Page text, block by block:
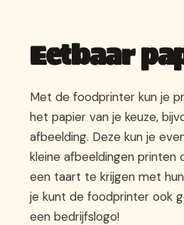
Eetbaar
Met de foodprinter kun je
het papier van je keuze,
afbeelding. Deze kun je
kleine afbeeldingen printen
een taart te krijgen met
je kunt de foodprinter ook
een bedrijfslogo!